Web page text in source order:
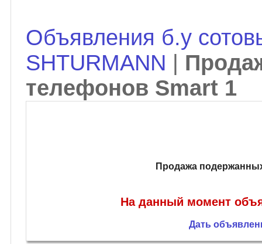
Объявления б.у
SHTURMANN
телефонов Smart 1
Продажа
На данный момент
Дать